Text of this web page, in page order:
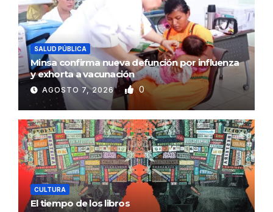
SALUD PÚBLICA
Minsa confirma nueva defunción por influenza
y exhorta a vacunación
AGOSTO 7, 2026 0
CULTURA
El tiempo de los libros